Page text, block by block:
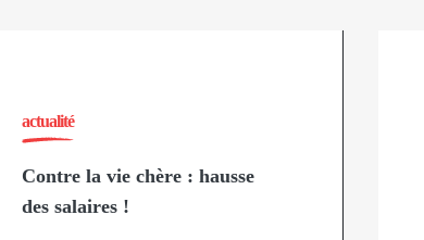
actualité
Contre la vie chère : hausse
des salaires !